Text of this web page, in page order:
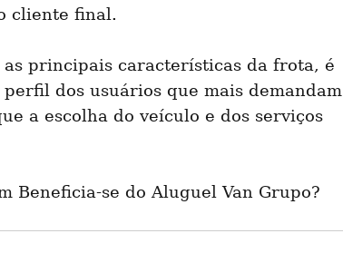
cliente final.
principais características da frota, é
dos usuários que mais demandam
a escolha do veículo e dos serviços
Beneficia-se do Aluguel Van Grupo?